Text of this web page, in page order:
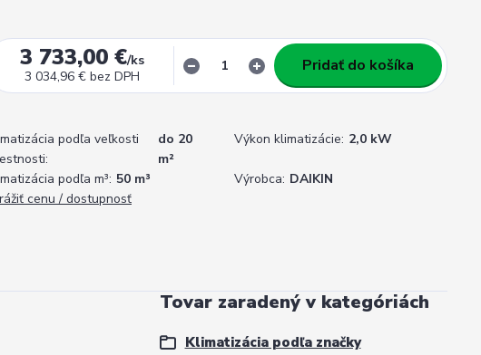
3 733,00 €/ks
3 034,96 € bez DPH
Pridať do košíka
podľa veľkosti
do 20
m²
Výkon klimatizácie: 2,0 kW
podľa m³: 50 m³ Výrobca: DAIKIN
cenu / dostupnosť
Tovar zaradený v kategóriách
Klimatizácia podľa značky